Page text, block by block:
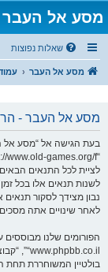
מסע אל העבר
שאלות נפוצות
מסע אל העבר
מסע אל העבר -
בעת הגישה אל “מסע אל
לציית לכל התנאים
לשנות תנאים אלו בכל
נבון מצידך לסקור
לאחר שינויים אתה
בולטיין המשוחררת תחת